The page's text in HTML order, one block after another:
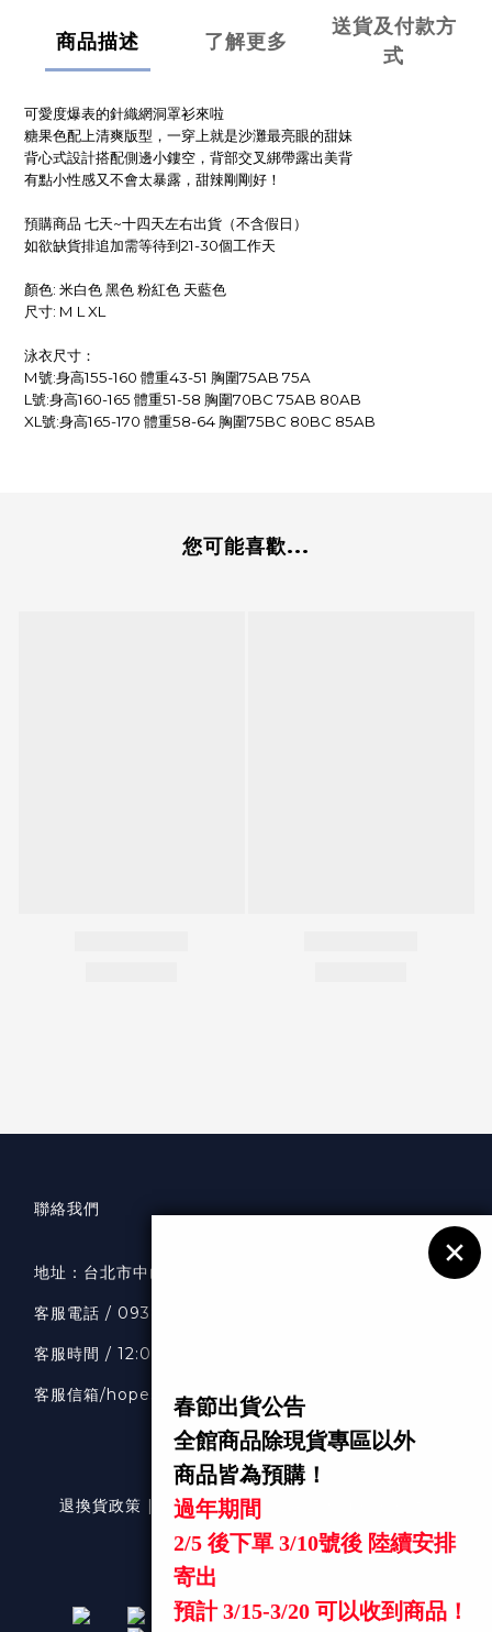
商品描述 了解更多
送貨及付款方
式
可愛度爆表的針織網洞罩衫來啦
糖果色配上清爽版型，一穿上就是沙灘最亮眼的甜妹
背心式設計搭配側邊小鏤空，背部交叉綁帶露出美背
有點小性感又不會太暴露，甜辣剛剛好！
預購商品 七天~十四天左右出貨（不含假日）
如欲缺貨排追加需等待到21-30個工作天
顏色: 米白色 黑色 粉紅色 天藍色
尺寸: M L XL
泳衣尺寸：
M號:身高155-160 體重43-51 胸圍75AB 75A
L號:身高160-165 體重51-58 胸圍70BC 75AB 80AB
XL號:身高165-170 體重58-64 胸圍75BC 80BC 85AB
您可能喜歡...
聯絡我們
地址： 台北市中山區南京東路二段36號7樓
客服電話 / 0938318033
客服時間 / 12:00-20:00
客服信箱/hopeselects1111@gmail.com
退換貨政策 | 條款及細則 | 2024 © hopeselects